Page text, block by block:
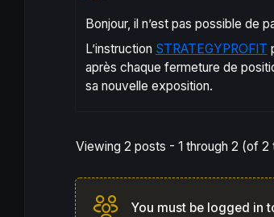
Bonjour, il n’est pas possible de
L’instruction STRATEGYPROFIT
après chaque fermeture de
sa nouvelle exposition.
Viewing 2 posts - 1 through 2 (of 2
You must be logged in